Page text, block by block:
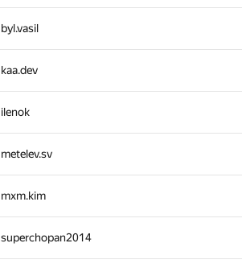
byl.vasil
kaa.dev
ilenok
metelev.sv
mxm.kim
superchopan2014